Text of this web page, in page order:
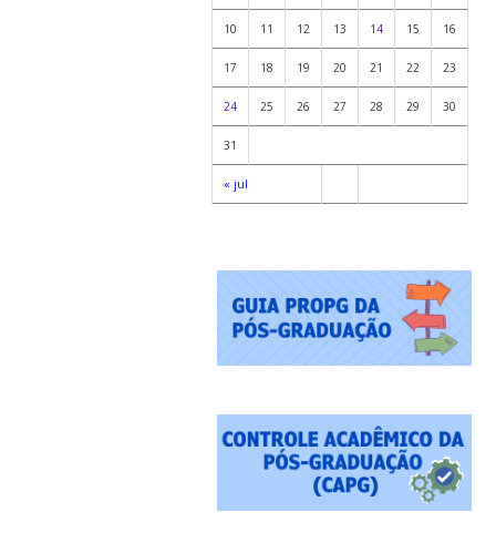
« jul
10 11 12 13 14 15 16
17 18 19 20 21 22 23
24 25 26 27 28 29 30
31